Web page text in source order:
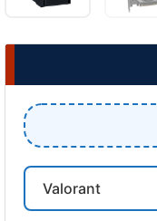
Oyun
Secin